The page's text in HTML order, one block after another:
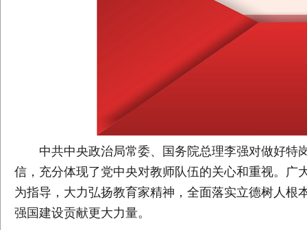
中共中央政治局常委、国务院总理李强对做好
信，充分体现了党中央对教师队伍的关心和重视。
为指导，大力弘扬教育家精神，全面落实立德树人
强国建设贡献更大力量。